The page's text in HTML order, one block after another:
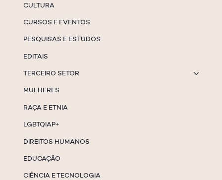
CULTURA
CURSOS E EVENTOS
PESQUISAS E ESTUDOS
EDITAIS
TERCEIRO SETOR
MULHERES
RAÇA E ETNIA
LGBTQIAP+
DIREITOS HUMANOS
EDUCAÇÃO
CIÊNCIA E TECNOLOGIA